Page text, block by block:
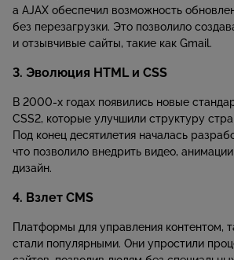
а AJAX обеспечил возможность
без перезагрузки. Это позволило
и отзывчивые сайты, такие как Gmail.
3. Эволюция HTML и CSS
В 2000-х годах появились новые
CSS2, которые улучшили структуру
Под конец десятилетия началась
что позволило внедрить видео,
дизайн.
4. Взлет CMS
Платформы для управления контентом,
стали популярными. Они упростили